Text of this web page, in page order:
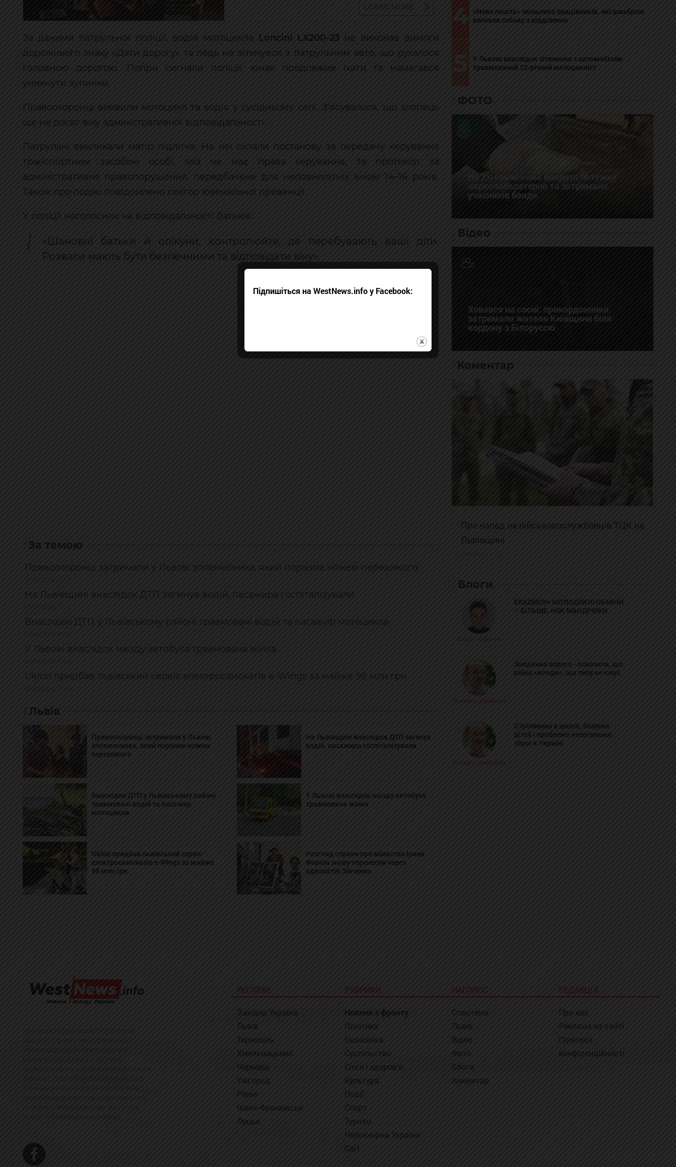
За даними патрульної поліції, водій мотоцикла Loncini LX200-23не виконав вимоги
дорожнього знаку «Дати дорогу» та ледь не зіткнувся з патрульним авто, що рухалося
головною дорогою. Попри сигнали поліції, юнак продовжив їхати та намагався
уникнути зупинки.
Правоохоронці виявили мотоцикл та водія у сусідньому селі. З’ясувалося, що хлопець
ще не досяг віку адміністративної відповідальності.
Патрульні викликали матір підлітка. На неї склали постанову за передачу керування
транспортним засобом особі, яка не має права керування, та протокол за
адміністративне правопорушення, передбачене для неповнолітніх віком 14–16 років.
Також про подію повідомлено сектор ювенальної превенції.
У поліції наголосили на відповідальності батьків:
«Шановні батьки й опікуни, контролюйте, де перебувають ваші діти.
Розваги мають бути безпечними та відповідати віку».
За темою
Правоохоронці затримали у Львові зловмисника, який поранив ножем перехожого
На Львівщині внаслідок ДТП загинув водій, пасажира госпіталізували
Внаслідок ДТП у Львівському районі травмовані водій та пасажир мотоцикла
У Львові внаслідок наїзду автобуса травмована жінка
Uklon придбав львівський сервіс електросамокатів e-Wings за майже 98 млн грн
Львів
Правоохоронці затримали у Львові
зловмисника, який поранив ножем
перехожого
На Львівщині внаслідок ДТП загинув
водій, пасажира госпіталізували
Внаслідок ДТП у Львівському районі
травмовані водій та пасажир
мотоцикла
У Львові внаслідок наїзду автобуса
травмована жінка
Uklon придбав львівський сервіс
електросамокатів e-Wings за майже
98 млн грн
Розгляд справи про вбивство Ірини
Фаріон знову перенесли через
адвокатів Зінченка
4 «Нова пошта» звільнила працівників, які шваброю
вигнали собаку з відділення
5
У Львові внаслідок зіткнення з автомобілем
травмований 32-річний мотоцикліст
ФОТО
На Хмельниччині викрито потужну
нарколабораторію та затримано
учасників банди
Відео
Ховався на сосні: прикордонники
затримали жителя Київщини біля
кордону з Білоруссю
Коментар
Про напад на військовослужбовців ТЦК на
Львівщині
Блоги
Богдан Козійчук
ERAZMUS+ МОЛОДІЖНІ ОБМІНИ
– БІЛЬШЕ, НІЖ МАНДРІВКИ
Михайло Цимбалюк
Завдання ворога - показати, що
війна «всюди», що тилу не існує
Михайло Цимбалюк
Стрілянина в школі, безпека
дітей і проблема нелегальної
зброї в Україні
РЕГІОНИ
Західна Україна
Львів
Тернопіль
Хмельницький
Чернівці
Ужгород
Рівне
Івано-Франківськ
Луцьк
РУБРИКИ
Новини з фронту
Політика
Економіка
Суспільство
Сім'я і здоров'я
Культура
Події
Спорт
Туризм
Неймовірна Україна
Світ
НАГОЛОС
Спецтема
Львів
Відео
Фото
Блоги
Коментар
РЕДАКЦІЯ
Про нас
Реклама на сайті
Політика
конфіденційності
Підпишіться на WestNews.info у Facebook: